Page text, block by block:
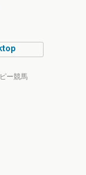
ー競馬